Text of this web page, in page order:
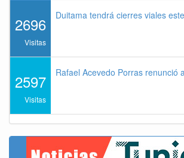
2696
Visitas
Duitama tendrá cierres viales
2597
Visitas
Rafael Acevedo Porras renunció